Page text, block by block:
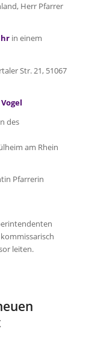
Herr Pfarrer
in einem
Str. 21, 51067
des
am Rhein
Pfarrerin
leiten.